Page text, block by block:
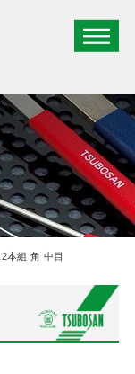
本組 角 中目